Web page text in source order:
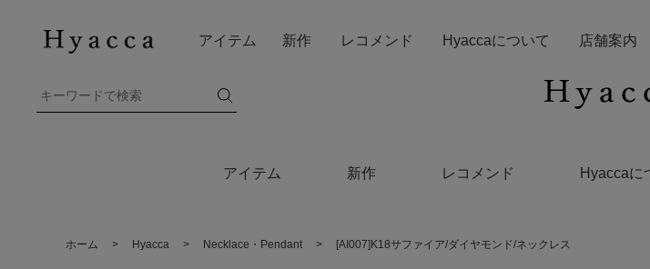
アイテム 新作 レコメンド Hyaccaに
アイテム 新作 レコメンド Hyaccaについて 店舗案内
ホーム > Hyacca > Necklace・Pendant > [AI007]K18サファイア/ダイヤモンド/ネックレス